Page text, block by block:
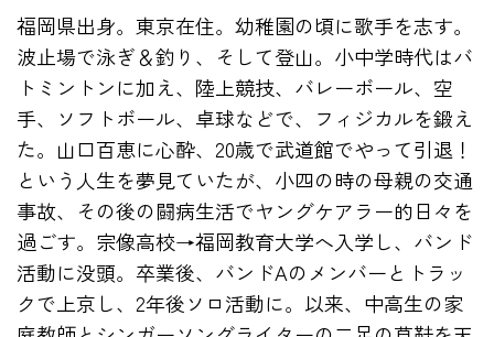
福岡県出身。東京在住。幼稚園の頃に歌手を志す。
波止場で泳ぎ＆釣り、そして登山。小中学時代はバ
トミントンに加え、陸上競技、バレーボール、空
手、ソフトボール、卓球などで、フィジカルを鍛え
た。山口百恵に心酔、 20歳で武道館でやって引退！
という人生を夢見ていたが、小四の時の母親の交通
事故、その後の闘病生活でヤングケアラー的日々を
過ごす。宗像高校→福岡教育大学へ入学し、バンド
活動に没頭。卒業後、バンドAのメンバーとトラッ
クで上京し、 2年後ソロ活動に。以来、中高生の家